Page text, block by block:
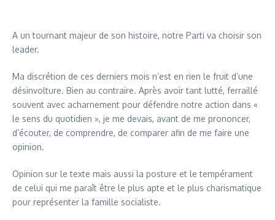
A un tournant majeur de son histoire, notre Parti va choisir son
leader.
Ma discrétion de ces derniers mois n’est en rien le fruit d’une
désinvolture. Bien au contraire. Après avoir tant lutté, ferraillé
souvent avec acharnement pour défendre notre action dans «
le sens du quotidien », je me devais, avant de me prononcer,
d’écouter, de comprendre, de comparer afin de me faire une
opinion.
Opinion sur le texte mais aussi la posture et le tempérament
de celui qui me paraît être le plus apte et le plus charismatique
pour représenter la famille socialiste.